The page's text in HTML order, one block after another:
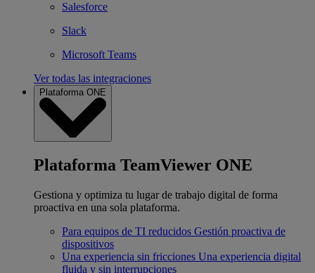
Salesforce
Slack
Microsoft Teams
Ver todas las integraciones
Plataforma ONE
Plataforma TeamViewer ONE
Gestiona y optimiza tu lugar de trabajo digital de forma
proactiva en una sola plataforma.
Para equipos de TI reducidos Gestión proactiva de
dispositivos
Una experiencia sin fricciones Una experiencia digital
fluida y sin interrupciones